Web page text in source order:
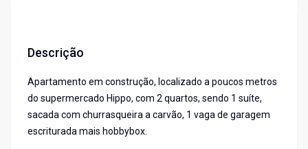
Descrição
Apartamento em construção, localizado a poucos metros
do supermercado Hippo, com 2 quartos, sendo 1 suíte,
sacada com churrasqueira a carvão, 1 vaga de garagem
escriturada mais hobbybox.